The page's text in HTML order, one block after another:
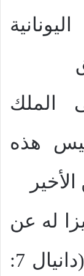
الملك
هذه
له عن
القرن الكبير أى الأول (دانيال 7: